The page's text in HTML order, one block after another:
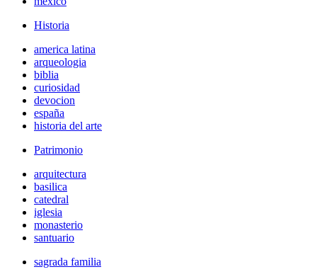
Historia
america latina
arqueologia
biblia
curiosidad
devocion
españa
historia del arte
Patrimonio
arquitectura
basilica
catedral
iglesia
monasterio
santuario
sagrada familia